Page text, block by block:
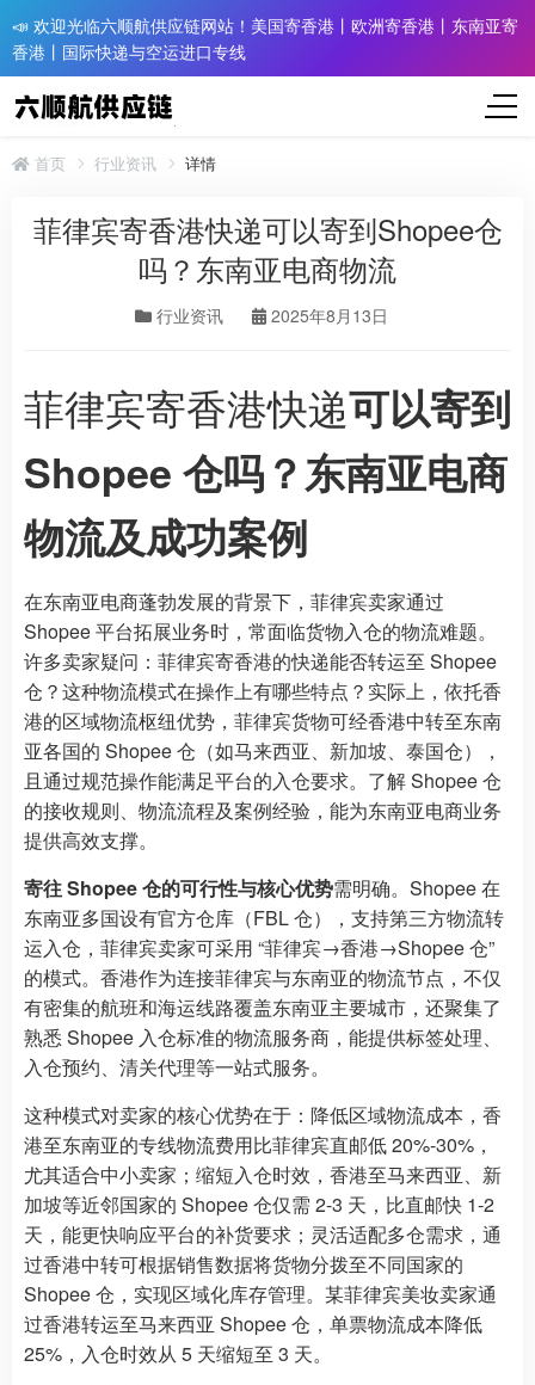
📣 欢迎光临六顺航供应链网站！美国寄香港丨欧洲寄香港丨东南亚寄
香港丨国际快递与空运进口专线
首页 行业资讯 详情
菲律宾寄香港快递可以寄到Shopee仓
吗？东南亚电商物流
行业资讯 2025年8月13日
菲律宾寄香港快递可以寄到
Shopee 仓吗？东南亚电商
物流及成功案例
在东南亚电商蓬勃发展的背景下，菲律宾卖家通过
Shopee 平台拓展业务时，常面临货物入仓的物流难题。
许多卖家疑问：菲律宾寄香港的快递能否转运至 Shopee
仓？这种物流模式在操作上有哪些特点？实际上，依托香
港的区域物流枢纽优势，菲律宾货物可经香港中转至东南
亚各国的 Shopee 仓（如马来西亚、新加坡、泰国仓），
且通过规范操作能满足平台的入仓要求。了解 Shopee 仓
的接收规则、物流流程及案例经验，能为东南亚电商业务
提供高效支撑。
寄往 Shopee 仓的可行性与核心优势需明确。Shopee 在
东南亚多国设有官方仓库（FBL 仓），支持第三方物流转
运入仓，菲律宾卖家可采用 “菲律宾→香港→Shopee 仓”
的模式。香港作为连接菲律宾与东南亚的物流节点，不仅
有密集的航班和海运线路覆盖东南亚主要城市，还聚集了
熟悉 Shopee 入仓标准的物流服务商，能提供标签处理、
入仓预约、清关代理等一站式服务。
这种模式对卖家的核心优势在于：降低区域物流成本，香
港至东南亚的专线物流费用比菲律宾直邮低 20%-30%，
尤其适合中小卖家；缩短入仓时效，香港至马来西亚、新
加坡等近邻国家的 Shopee 仓仅需 2-3 天，比直邮快 1-2
天，能更快响应平台的补货要求；灵活适配多仓需求，通
过香港中转可根据销售数据将货物分拨至不同国家的
Shopee 仓，实现区域化库存管理。某菲律宾美妆卖家通
过香港转运至马来西亚 Shopee 仓，单票物流成本降低
25%，入仓时效从 5 天缩短至 3 天。